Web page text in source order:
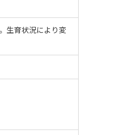
生育状況により変